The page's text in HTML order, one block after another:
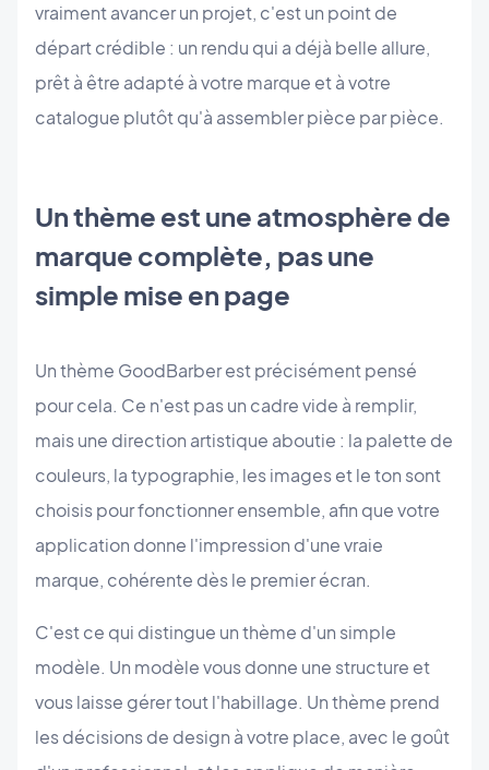
vraiment avancer un projet, c'est un point de
départ crédible : un rendu qui a déjà belle allure,
prêt à être adapté à votre marque et à votre
catalogue plutôt qu'à assembler pièce par pièce.
Un thème est une atmosphère de
marque complète, pas une
simple mise en page
Un thème GoodBarber est précisément pensé
pour cela. Ce n'est pas un cadre vide à remplir,
mais une direction artistique aboutie : la palette de
couleurs, la typographie, les images et le ton sont
choisis pour fonctionner ensemble, afin que votre
application donne l'impression d'une vraie
marque, cohérente dès le premier écran.
C'est ce qui distingue un thème d'un simple
modèle. Un modèle vous donne une structure et
vous laisse gérer tout l'habillage. Un thème prend
les décisions de design à votre place, avec le goût